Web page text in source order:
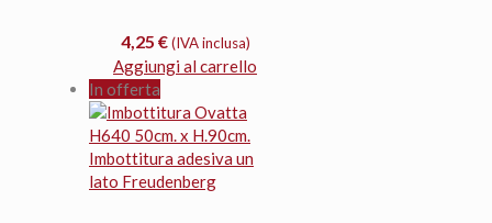
4,25 € (IVA inclusa)
Aggiungi al carrello
In offerta